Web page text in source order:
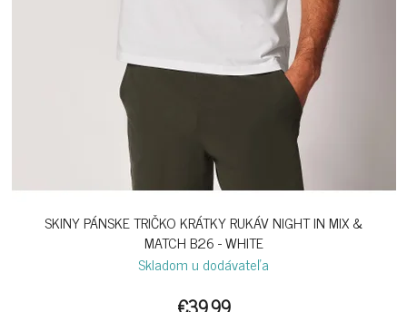
SKINY PÁNSKE TRIČKO KRÁTKY RUKÁV NIGHT IN MIX &
MATCH B26 - WHITE
Skladom u dodávateľa